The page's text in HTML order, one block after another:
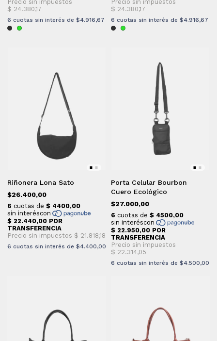
6 cuotas sin interés de $4.916,67 6 cuotas sin interés de $4.916,67
Riñonera Lona Sato
$26.400,00
6 cuotas sin interés de $4.400,00
Porta Celular Bourbon
Cuero Ecológico
$27.000,00
6 cuotas sin interés de $4.500,00